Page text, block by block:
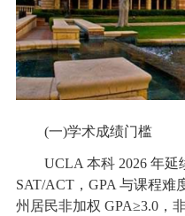
(一)学术成绩门槛
UCLA 本科 2026 年延
SAT/ACT，GPA 与课程难
州居民非加权 GPA≥3.0，